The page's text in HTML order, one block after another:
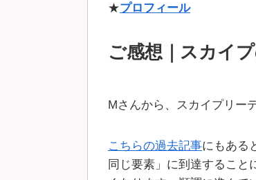
★プロフィール
ご感想｜スカイ
Mさんから、スカイプリー
こちらの過去記事にもある
同じ要素」に到達するこ